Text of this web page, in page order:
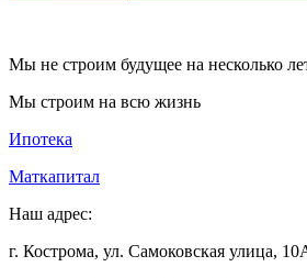
Мы не строим будущее на несколько
Мы строим на всю жизнь
Ипотека
Маткапитал
Наш адрес:
г. Кострома, ул. Самоковская улица,